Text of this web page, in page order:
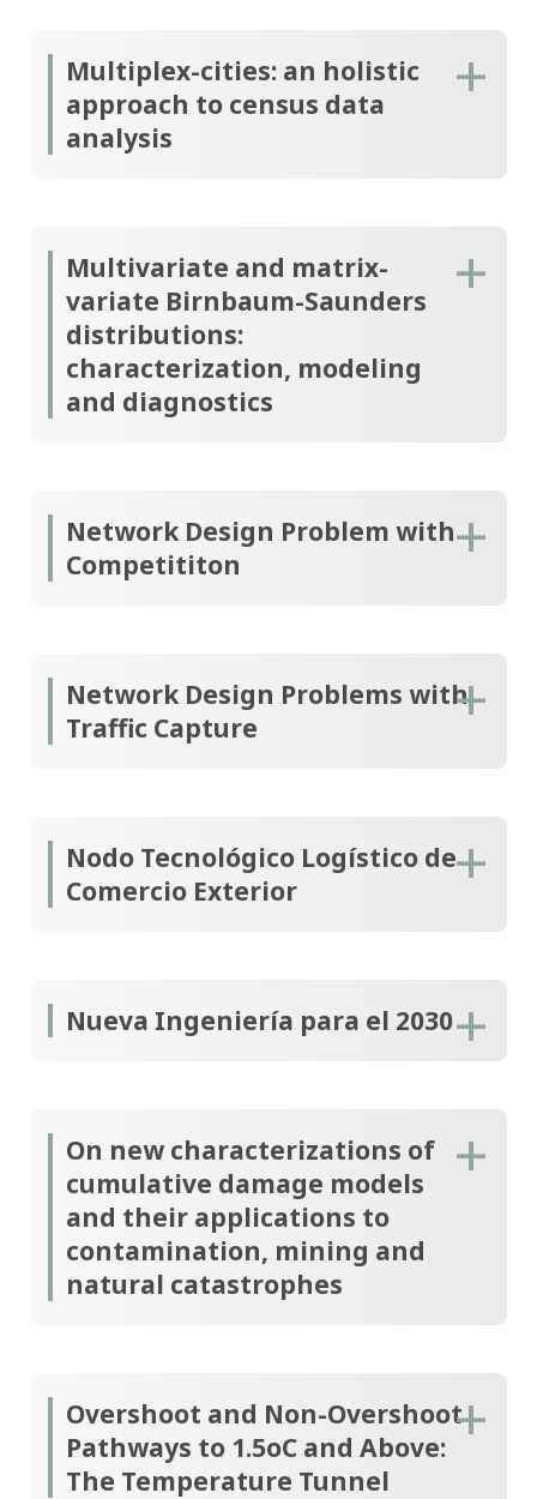
Multiplex-cities: an holistic
approach to census data
analysis
Multivariate and matrix-
variate Birnbaum-Saunders
distributions:
characterization, modeling
and diagnostics
Network Design Problem with
Competititon
Network Design Problems with
Traffic Capture
Nodo Tecnológico Logístico de
Comercio Exterior
Nueva Ingeniería para el 2030
On new characterizations of
cumulative damage models
and their applications to
contamination, mining and
natural catastrophes
Overshoot and Non-Overshoot
Pathways to 1.5oC and Above:
The Temperature Tunnel